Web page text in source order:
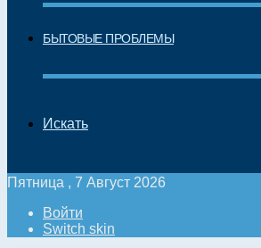
БЫТОВЫЕ ПРОБЛЕМЫ
Искать
Пятница , 7 Август 2026
Войти
Switch skin